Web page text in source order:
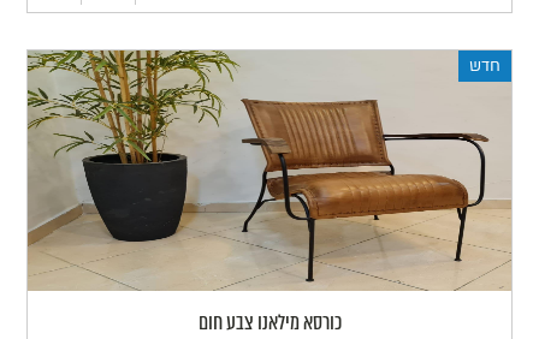
כורסא מילאנו צבע חום
חדש